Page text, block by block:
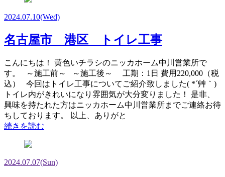
2024.07.10(Wed)
名古屋市 港区 トイレ工事
こんにちは！ 黄色いチラシのニッカホーム中川営業所で
す。 ～施工前～ ～施工後～ 工期：1日 費用220,000（税
込） 今回はトイレ工事についてご紹介致しました( *´艸｀)
トイレ内がきれいになり雰囲気が大分変りました！ 是非、
興味を持たれた方はニッカホーム中川営業所までご連絡お待
ちしております。 以上、ありがと
続きを読む
2024.07.07(Sun)